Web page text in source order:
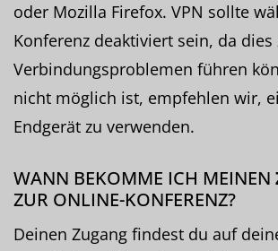
oder Mozilla Firefox. VPN sollte
Konferenz deaktiviert sein, da dies
Verbindungsproblemen führen
nicht möglich ist, empfehlen wir,
Endgerät zu verwenden.
WANN BEKOMME ICH MEINEN
ZUR ONLINE-KONFERENZ?
Deinen Zugang findest du auf